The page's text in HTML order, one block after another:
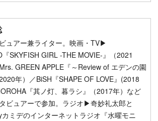
ュアー兼ライター。映画・TV▶
『SKYFISH GIRL -THE MOVIE-』（2021
GREEN APPLE『～Review of エデンの園
年）／BiSH『SHAPE OF LOVE』(2018
『其ノ灯、暮ラシ』（2017年）など
ビュアーで参加。ラジオ▶︎奇妙礼太郎と
ミデのインターネットラジオ『水曜モニ